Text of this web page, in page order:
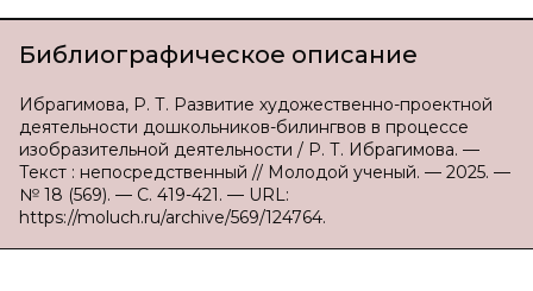
Библиографическое описание
Ибрагимова, Р. Т. Развитие художественно-проектной
деятельности дошкольников-билингвов в процессе
изобразительной деятельности / Р. Т. Ибрагимова. —
Текст : непосредственный // Молодой ученый. — 2025. —
№ 18 (569). — С. 419-421. — URL:
https://moluch.ru/archive/569/124764.